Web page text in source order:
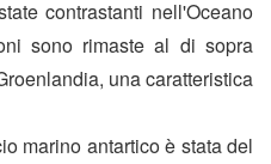
contrastanti nell'Oceano
sono rimaste al di sopra
una caratteristica
marino antartico è stata del